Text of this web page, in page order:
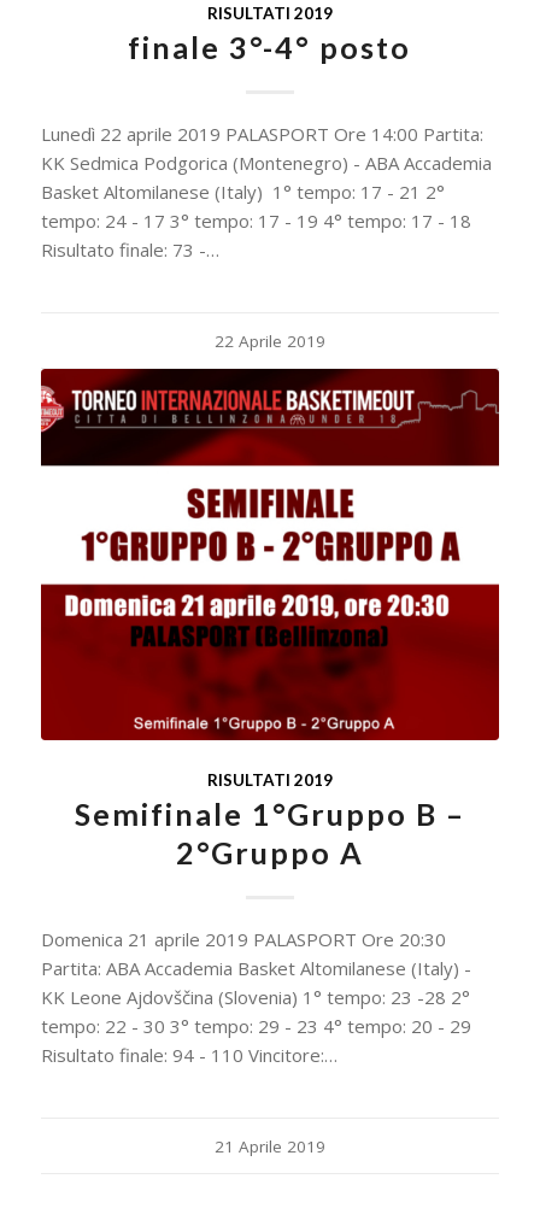
RISULTATI 2019
finale 3°-4° posto
Lunedì 22 aprile 2019 PALASPORT Ore 14:00 Partita:
KK Sedmica Podgorica (Montenegro) - ABA Accademia
Basket Altomilanese (Italy) 1° tempo: 17 - 21 2°
tempo: 24 - 17 3° tempo: 17 - 19 4° tempo: 17 - 18
Risultato finale: 73 -…
22 Aprile 2019
RISULTATI 2019
Semifinale 1°Gruppo B –
2°Gruppo A
Domenica 21 aprile 2019 PALASPORT Ore 20:30
Partita: ABA Accademia Basket Altomilanese (Italy) -
KK Leone Ajdovščina (Slovenia) 1° tempo: 23 -28 2°
tempo: 22 - 30 3° tempo: 29 - 23 4° tempo: 20 - 29
Risultato finale: 94 - 110 Vincitore:…
21 Aprile 2019